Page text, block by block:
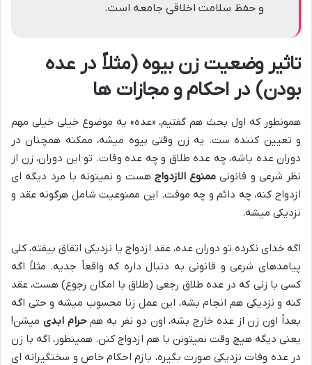
و حفظ سلامت اخلاقی جامعه است.
تاثیر وضعیت زن بیوه (مثلاً در عده
بودن) در احکام و مجازات ها
همونطور که اول بحث هم گفتیم، «عده» یه موضوع خیلی خیلی مهم
و تعیین کننده ست. یه زن وقتی بیوه میشه، ممکنه همچنان در
دوران عده باشه، چه عده طلاق و چه عده وفات. تو این دوران، زن از
نظر شرعی و قانونی ممنوع الازدواج هست و نمیتونه با مرد دیگه ای
ازدواج کنه، چه دائم و چه موقت. این ممنوعیت شامل هرگونه عقد و
نزدیکی میشه.
اگه خدای نکرده تو دوران عده، عقد ازدواج یا نزدیکی اتفاق بیفته، کلی
پیامدهای شرعی و قانونی به دنبال داره که واقعاً جدیه. مثلاً اگه
کسی با زنی که در عده طلاق رجعی (طلاق با امکان رجوع) هست، عقد
کنه و نزدیکی هم انجام بشه، این عمل زنا محسوب میشه و حتی اگه
بعداً اون زن از عده خارج بشه، اون دو نفر به همحرام ابدی میشن!
یعنی دیگه هیچ وقت نمیتونن با هم ازدواج کنن. همینطور، اگه با زن
در عده وفات نزدیکی صورت بگیره، بازم احکام خاص و سختگیرانه ای